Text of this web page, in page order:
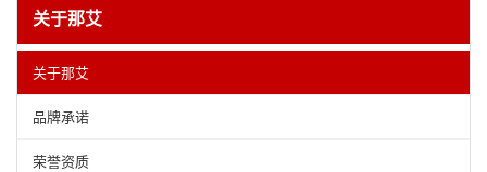
关于那艾
关于那艾
品牌承诺
荣誉资质